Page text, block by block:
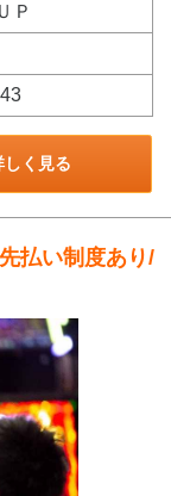
Ｐ
しく見る
払い制度あり/